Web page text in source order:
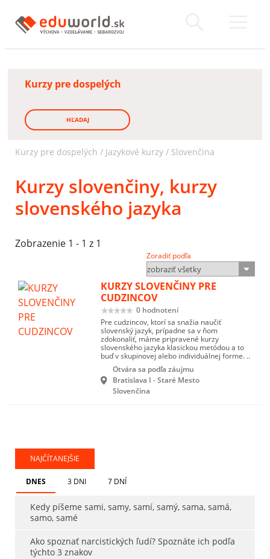
Kurzy pre dospelých
HĽADAJ
Kurzy pre dospelých / Jazykové kurzy / Slovenčina
Kurzy slovenčiny, kurzy
slovenského jazyka
Zobrazenie 1 - 1 z 1
Zoradiť podľa
KURZY SLOVENČINY PRE
CUDZINCOV
0 hodnotení
Pre cudzincov, ktorí sa snažia naučiť
slovenský jazyk, prípadne sa v ňom
zdokonaliť, máme pripravené kurzy
slovenského jazyka klasickou metódou a to
buď v skupinovej alebo individuálnej forme. ..
Otvára sa podľa záujmu
Bratislava I - Staré Mesto
Slovenčina
NAJČÍTANEJŠIE
DNES 3 DNI 7 DNÍ
Kedy píšeme sami, samy, samí, samý, sama, samá,
samo, samé
Ako spoznať narcistických ľudí? Spoznáte ich podľa
týchto 3 znakov